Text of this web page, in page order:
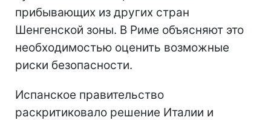
прибывающих из других стран
Шенгенской зоны. В Риме объясняют это
необходимостью оценить возможные
риски безопасности.
Испанское правительство
раскритиковало решение Италии и